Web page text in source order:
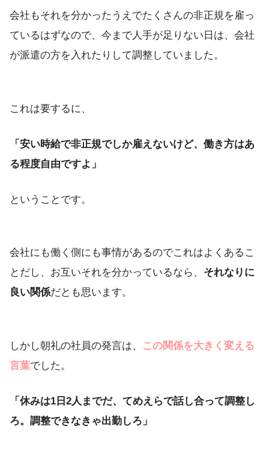
会社もそれを分かったうえでたくさんの非正規を雇っ
ているはずなので、今まで人手が足りない日は、会社
が派遣の方を入れたりして調整していました。
これは要するに、
「安い時給で非正規でしか雇えないけど、働き方はあ
る程度自由ですよ」
ということです。
会社にも働く側にも事情があるのでこれはよくあるこ
とだし、お互いそれを分かっているなら、 それなりに
良い関係だとも思います。
しかし朝礼の社員の発言は、 この関係を大きく変える
言葉でした。
「休みは1日2人までだ、てめえらで話し合って調整し
ろ。調整できなきゃ出勤しろ」